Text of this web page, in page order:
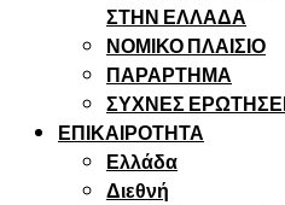
ΣΤΗΝ ΕΛΛΑΔΑ
ΝΟΜΙΚΟ ΠΛΑΙΣΙΟ
ΠΑΡΑΡΤΗΜΑ
ΣΥΧΝΕΣ
ΕΠΙΚΑΙΡΟΤΗΤΑ
Ελλάδα
Διεθνή